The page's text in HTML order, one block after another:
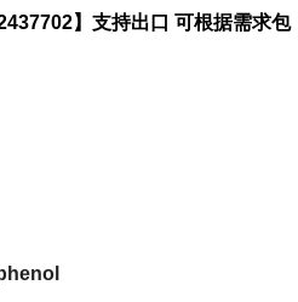
】支持出口 可根据需求包